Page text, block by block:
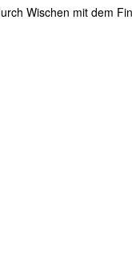
Wischen mit dem